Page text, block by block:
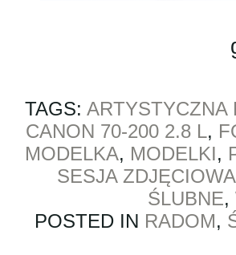
TAGS:ARTYSTYCZNA
CANON 70-200 2.8 L,
MODELKA, MODELKI,
SESJA ZDJĘCIOWA
ŚLUBNE,
POSTED IN RADOM,